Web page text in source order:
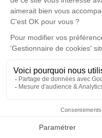
Faire-part
Un service de
disponible ici.
Cérémonie
Église Saint
21340 Change